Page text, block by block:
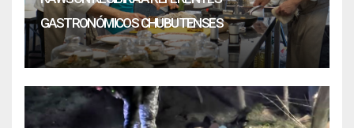
GASTRONÓMICOS CHUBUTENSES